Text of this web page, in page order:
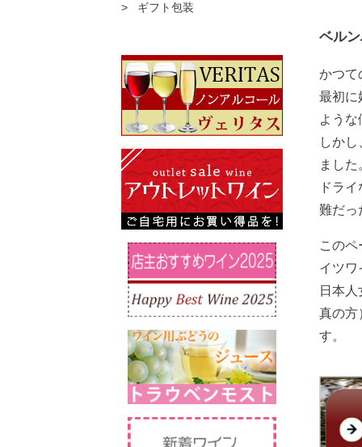
ギフト包装
ベル
かつて
最初に
よう
しか
ました
ドラ
難だっ
この
イツワ
日本
真の方
す。